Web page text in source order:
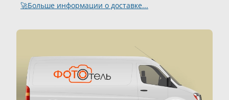
🚀Больше информации о доставке...